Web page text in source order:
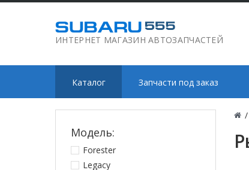
ИНТЕРНЕТ МАГАЗИН АВТОЗАПЧАСТЕЙ
Каталог Запчасти под заказ
/
Модель:
Forester
Legacy